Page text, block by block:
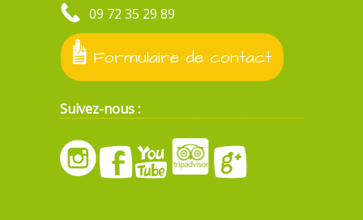
09 72 35 29 89
Formulaire de contact
Suivez-nous :